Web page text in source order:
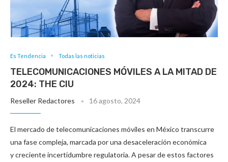
Es Tendencia Todas las noticias
TELECOMUNICACIONES MÓVILES A LA MITAD DE
2024: THE CIU
Reseller Redactores 16 agosto, 2024
El mercado de telecomunicaciones móviles en México transcurre
una fase compleja, marcada por una desaceleración económica
y creciente incertidumbre regulatoria. A pesar de estos factores